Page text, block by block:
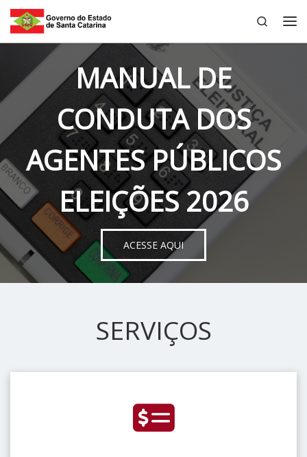
Skip to content
Search
MANUAL DE
CONDUTA DOS
AGENTES PÚBLICOS
ELEIÇÕES 2026
ACESSE AQUI
SERVIÇOS